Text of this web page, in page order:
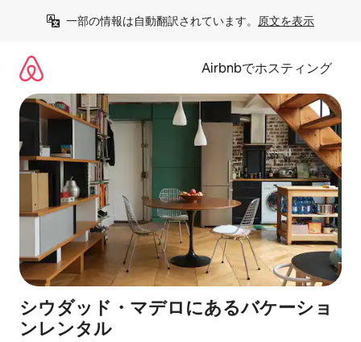
一部の情報は自動翻訳されています。 原文を表示
Airbnbでホスティング
シウダッド・マデロにあるバケーショ
ンレンタル